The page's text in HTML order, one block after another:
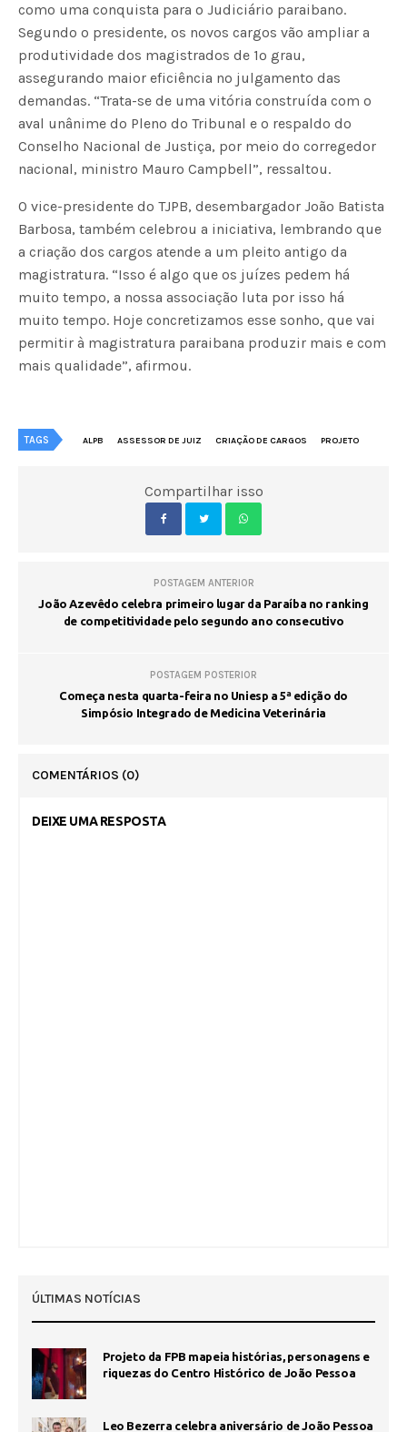
como uma conquista para o Judiciário paraibano.
Segundo o presidente, os novos cargos vão ampliar a
produtividade dos magistrados de 1º grau,
assegurando maior eficiência no julgamento das
demandas. “Trata-se de uma vitória construída com o
aval unânime do Pleno do Tribunal e o respaldo do
Conselho Nacional de Justiça, por meio do corregedor
nacional, ministro Mauro Campbell”, ressaltou.
O vice-presidente do TJPB, desembargador João Batista
Barbosa, também celebrou a iniciativa, lembrando que
a criação dos cargos atende a um pleito antigo da
magistratura. “Isso é algo que os juízes pedem há
muito tempo, a nossa associação luta por isso há
muito tempo. Hoje concretizamos esse sonho, que vai
permitir à magistratura paraibana produzir mais e com
mais qualidade”, afirmou.
TAGS ALPB ASSESSOR DE JUIZ CRIAÇÃO DE CARGOS PROJETO
Compartilhar isso
POSTAGEM ANTERIOR
João Azevêdo celebra primeiro lugar da Paraíba no ranking
de competitividade pelo segundo ano consecutivo
POSTAGEM POSTERIOR
Começa nesta quarta-feira no Uniesp a 5ª edição do
Simpósio Integrado de Medicina Veterinária
COMENTÁRIOS (0)
DEIXE UMA RESPOSTA
ÚLTIMAS NOTÍCIAS
Projeto da FPB mapeia histórias, personagens e
riquezas do Centro Histórico de João Pessoa
Leo Bezerra celebra aniversário de João Pessoa